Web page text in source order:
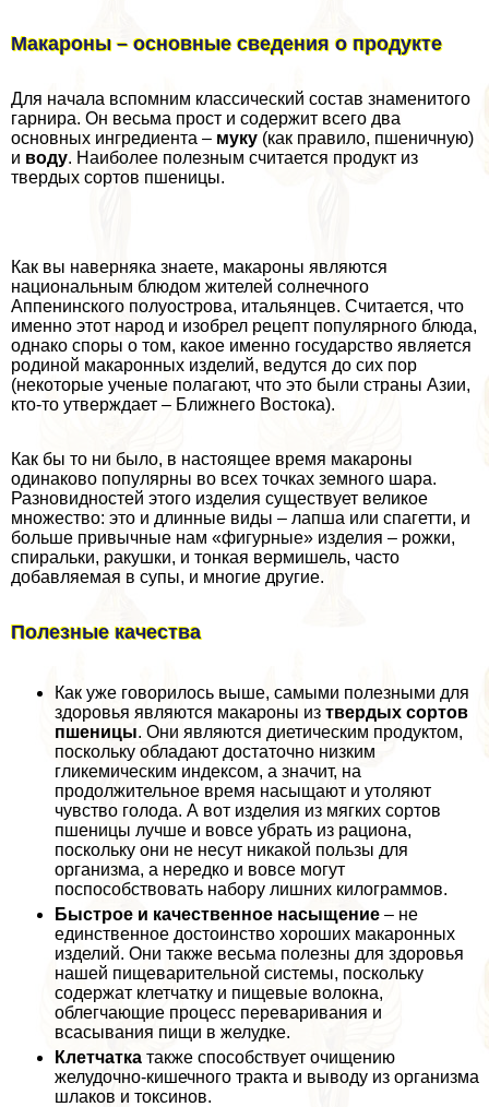
Макароны – основные сведения о продукте
Для начала вспомним классический состав знаменитого
гарнира. Он весьма прост и содержит всего два
основных ингредиента – муку (как правило, пшеничную)
и воду. Наиболее полезным считается продукт из
твердых сортов пшеницы.
Как вы наверняка знаете, макароны являются
национальным блюдом жителей солнечного
Аппенинского полуострова, итальянцев. Считается, что
именно этот народ и изобрел рецепт популярного блюда,
однако споры о том, какое именно государство является
родиной макаронных изделий, ведутся до сих пор
(некоторые ученые полагают, что это были страны Азии,
кто-то утверждает – Ближнего Востока).
Как бы то ни было, в настоящее время макароны
одинаково популярны во всех точках земного шара.
Разновидностей этого изделия существует великое
множество: это и длинные виды – лапша или спагетти, и
больше привычные нам «фигурные» изделия – рожки,
спиральки, paкушки, и тонкая вермишель, часто
добавляемая в супы, и многие другие.
Полезные качества
Как уже говорилось выше, самыми полезными для
здоровья являются макароны из твердых сортов
пшеницы. Они являются диетическим продуктом,
поскольку обладают достаточно низким
гликемическим индексом, а значит, на
продолжительное время насыщают и утоляют
чувство голода. А вот изделия из мягких сортов
пшеницы лучше и вовсе убрать из рациона,
поскольку они не несут никакой пользы для
организма, а нередко и вовсе могут
поспособствовать набору лишних килограммов.
Быстрое и качественное насыщение – не
единственное достоинство хороших макаронных
изделий. Они также весьма полезны для здоровья
нашей пищеварительной системы, поскольку
содержат клетчатку и пищевые волокна,
облегчающие процесс переваривания и
всасывания пищи в желудке.
Клетчатка также способствует очищению
желудочно-кишечного тpaкта и выводу из организма
шлаков и токсинов.